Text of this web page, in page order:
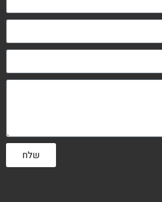
שלח